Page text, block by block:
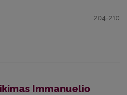
204-210
Immanuelio